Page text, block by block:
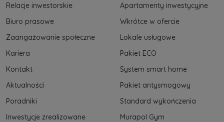
Relacje inwestorskie
Biuro prasowe
Zaangażowanie społeczne
Kariera
Kontakt
Aktualności
Poradniki
Inwestycje zrealizowane
Apartamenty inwestycyjne
Wkrótce w ofercie
Lokale usługowe
Pakiet ECO
System smart home
Pakiet antysmogowy
Standard wykończenia
Murapol Gym